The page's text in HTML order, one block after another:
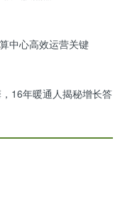
中心高效运营关键
16年暖通人揭秘增长答